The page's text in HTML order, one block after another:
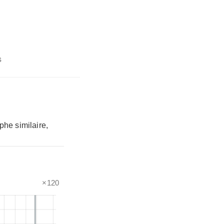
similaire,
×120